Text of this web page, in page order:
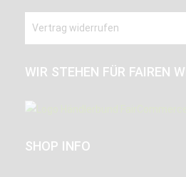
Vertrag widerrufen
WIR STEHEN FÜR FAIREN
SHOP INFO